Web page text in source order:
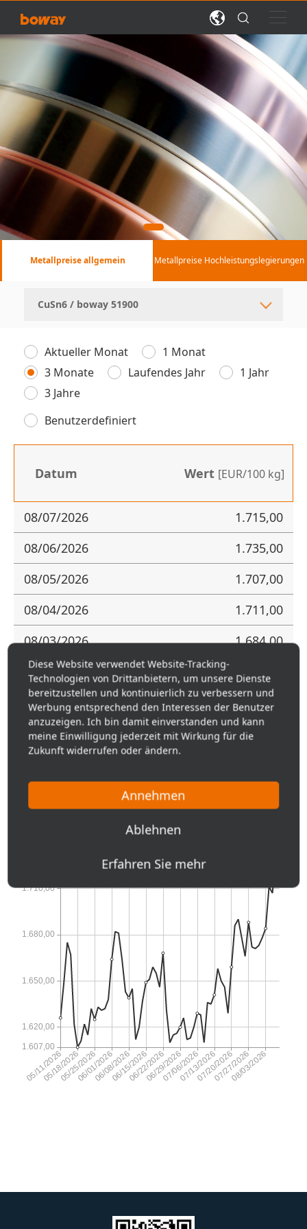
Metallpreise allgemein Metallpreise Hochleistungslegierungen
Aktueller Monat
1 Monat
3 Monate
Laufendes Jahr
1 Jahr
3 Jahre
Benutzerdefiniert
Datum Wert [EUR/100 kg]
08/07/2026
1.715,00
08/06/2026
1.735,00
08/05/2026
1.707,00
08/04/2026
1.711,00
08/03/2026
1.684,00
07/31/2026
1.678,00
07/30/2026
1.673,00
07/29/2026
1.671,00
07/22/2026
1.690,00
1.686,00
07/20/2026
1.659,00
07/17/2026
1.629,00
07/16/2026
07/15/2026
07/14/2026
1.658,00
07/08/2026
1.610,00
Diese Website verwendet Website-Tracking-
Technologien von Drittanbietern, um unsere Dienste
bereitzustellen und kontinuierlich zu verbessern und
Werbung entsprechend den Interessen der Benutzer
anzuzeigen. Ich bin damit einverstanden und kann
meine Einwilligung jederzeit mit Wirkung für die
Zukunft widerrufen oder ändern.
Annehmen
Ablehnen
Erfahren Sie mehr